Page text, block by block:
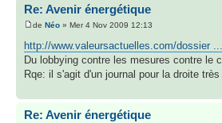
Re: Avenir énergétique
de Néo » Mer 4 Nov 2009 12:13
http://www.valeursactuelles.com/dossier
Du lobbying contre les mesures contre le
Rqe: il s'agit d'un journal pour la droite
Re: Avenir énergétique